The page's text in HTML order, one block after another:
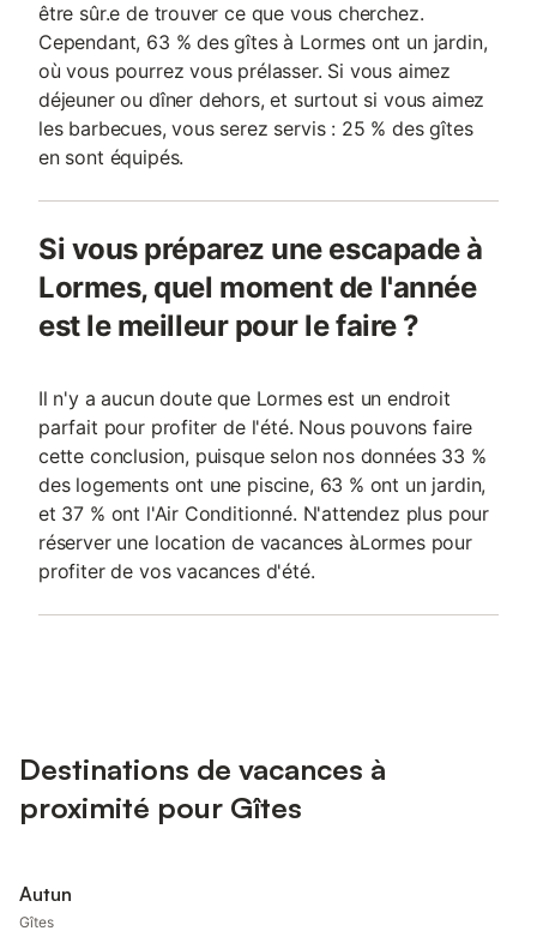
être sûr.e de trouver ce que vous cherchez.
Cependant, 63 % des gîtes à Lormes ont un jardin,
où vous pourrez vous prélasser. Si vous aimez
déjeuner ou dîner dehors, et surtout si vous aimez
les barbecues, vous serez servis : 25 % des gîtes
en sont équipés.
Si vous préparez une escapade à
Lormes, quel moment de l'année
est le meilleur pour le faire ?
Il n'y a aucun doute que Lormes est un endroit
parfait pour profiter de l'été. Nous pouvons faire
cette conclusion, puisque selon nos données 33 %
des logements ont une piscine, 63 % ont un jardin,
et 37 % ont l'Air Conditionné. N'attendez plus pour
réserver une location de vacances àLormes pour
profiter de vos vacances d'été.
Destinations de vacances à
proximité pour Gîtes
Autun
Gîtes